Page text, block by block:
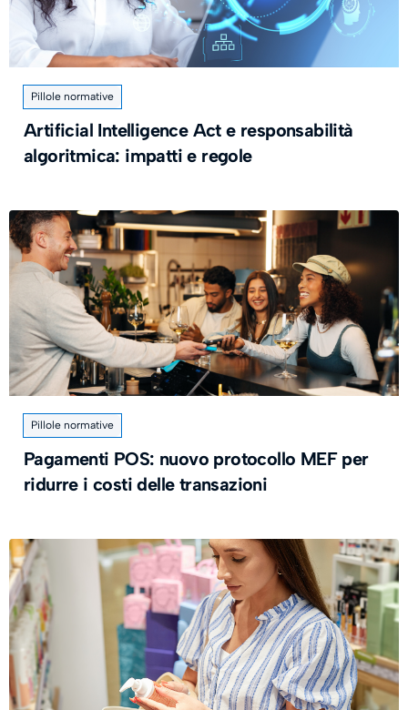
Pillole normative
Artificial Intelligence Act e responsabilità
algoritmica: impatti e regole
Pillole normative
Pagamenti POS: nuovo protocollo MEF per
ridurre i costi delle transazioni